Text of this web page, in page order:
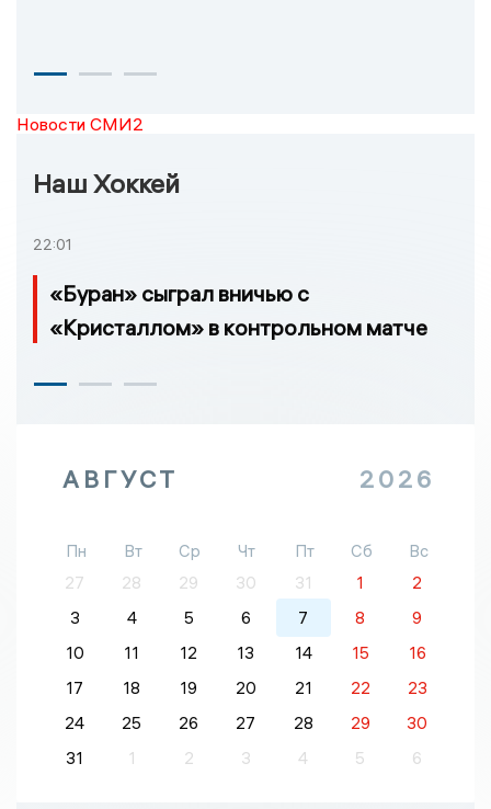
Новости СМИ2
Наш Хоккей
22:01
«Буран» сыграл вничью с
«Кристаллом» в контрольном матче
АВГУСТ 2026
Пн Вт Ср Чт Пт Сб
Вс
27
28 29 30 31 1
2
3
4 5 6 7 8
9
10
11 12 13 14 15
16
17
18 19 20 21 22
23
24
25 26 27 28 29
30
31
1 2 3 4 5 6